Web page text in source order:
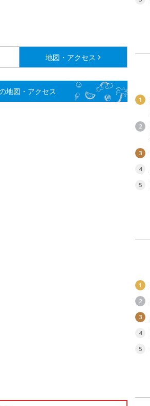
地図・アクセス
地図・アクセス
1
2
3
4
5
1
2
3
4
5